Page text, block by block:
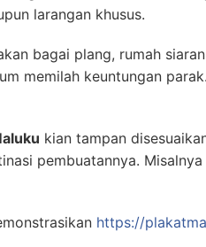
larangan khusus.
bagai plang, rumah
memilah keuntungan
kian tampan
pembuatannya.
https://